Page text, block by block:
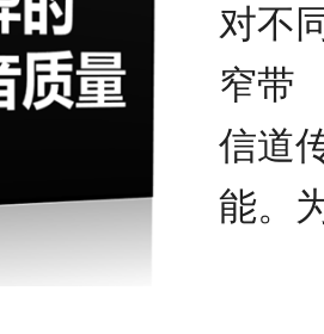
对不
窄带
信道
能。